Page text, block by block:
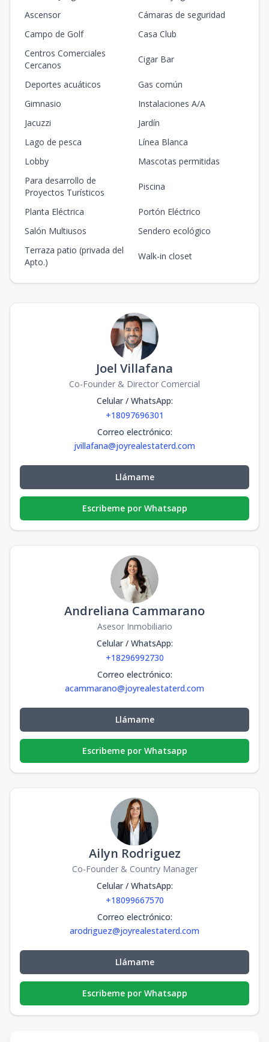
Multiples
321108 m2
I-401
32 108
H-301
22171m2
A-206
1 1152
C-203
152
2 1
Multiples
1 1152m2
Ascensor
Cámaras de seguridad
Campo de Golf
Casa Club
Centros Comerciales
Cercanos
Cigar Bar
Deportes acuáticos
Gas común
Gimnasio
Instalaciones A/A
Jacuzzi
Jardín
Lago de pesca
Línea Blanca
Lobby
Mascotas permitidas
Para desarrollo de
Proyectos Turísticos
Piscina
Planta Eléctrica
Portón Eléctrico
Salón Multiusos
Sendero ecológico
Terraza patio (privada del
Apto.)
Walk-in closet
Joel Villafana
Co-Founder & Director Comercial
Celular / WhatsApp:
+18097696301
Correo electrónico:
jvillafana@joyrealestaterd.com
Llámame
Escribeme por Whatsapp
Andreliana Cammarano
Asesor Inmobiliario
Celular / WhatsApp:
+18296992730
Correo electrónico:
acammarano@joyrealestaterd.com
Llámame
Escribeme por Whatsapp
Ailyn Rodriguez
Co-Founder & Country Manager
Celular / WhatsApp:
+18099667570
Correo electrónico:
arodriguez@joyrealestaterd.com
Llámame
Escribeme por Whatsapp